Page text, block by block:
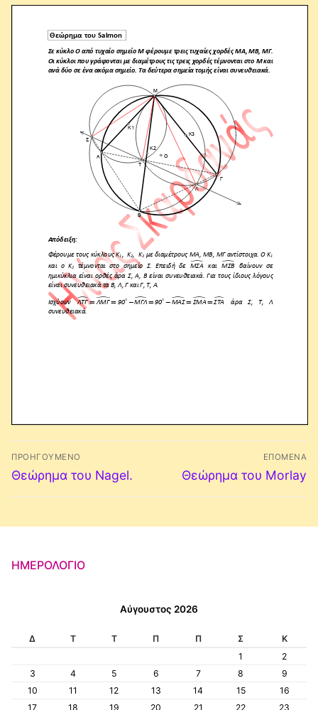
Πλοήγηση
άρθρων
ΠΡΟΗΓΟΎΜΕΝΟ
Προηγούμενο
Θεώρημα του Nagel.
ΕΠΌΜΕΝΑ
Επόμενο
Θεώρημα του Morlay
ΗΜΕΡΟΛΌΓΙΟ
Αύγουστος 2026
Δ Τ Τ Π Π Σ
Κ
1
2
3
4 5 6 7 8
9
10
11 12 13 14 15
16
17
18 19 20 21 22
23